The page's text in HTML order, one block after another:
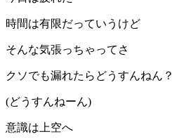
時間は有限だっていうけど
そんな気張っちゃってさ
クソでも漏れたらどうすんねん？
(どうすんねーん)
意識は上空へ